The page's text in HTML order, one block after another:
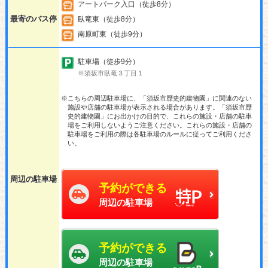
最寄のバス停
アートパーク入口（徒歩8分）
臥竜東（徒歩8分）
南原町東（徒歩9分）
周辺の駐車場
駐車場（徒歩9分）
※須坂市臥竜３丁目１
※こちらの周辺駐車場に、「須坂市歴史的建物園」に関連のない
施設や店舗の駐車場が表示される場合があります。「須坂市歴
史的建物園」にお出かけの目的で、これらの施設・店舗の駐車
場をご利用しないようご注意ください。これらの施設・店舗の
駐車場をご利用の際は各駐車場のルールに従ってご利用くださ
い。
予約ができる
周辺の駐車場
予約ができる
周辺の駐車場